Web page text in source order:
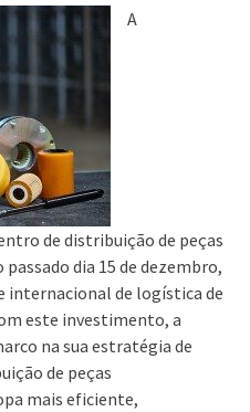
A
de distribuição de peças
dia 15 de dezembro,
internacional de logística de
este investimento, a
na sua estratégia de
de peças
mais eficiente,